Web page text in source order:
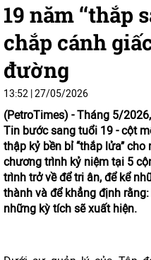
19 năm ‘‘thắp
chắp cánh
đường
13:52 | 27/05/2026
(PetroTimes) -Tháng 5/
Tin bước sang tuổi 19 - cột
thập kỷ bền bỉ ‘‘thắp lửa’’
chương trình kỷ niệm tại 5
trình trở về để tri ân, để kể
thành và để khẳng định
những kỳ tích sẽ xuất hiện.